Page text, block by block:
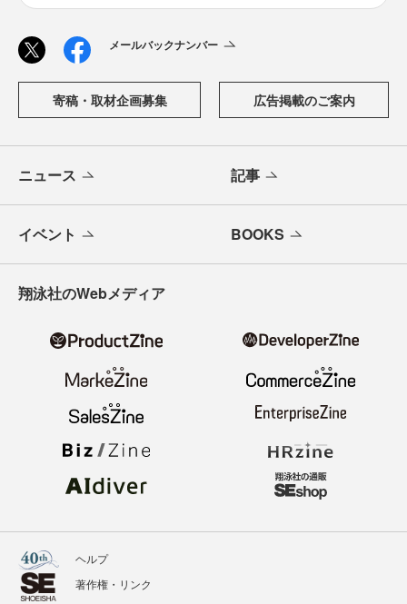
メールバックナンバー
寄稿・取材企画募集 広告掲載のご案内
ニュース 記事
イベント BOOKS
翔泳社のWebメディア
ヘルプ
著作権・リンク